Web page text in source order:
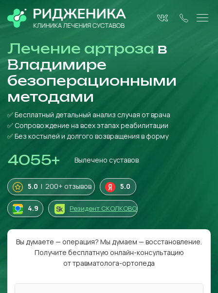
Лечение артроза в
Владимире
безоперационными
методами
✅ Бесплатный детальный анализ случая от врача
✅ Сопровождение на всех этапах реабилитации
✅ Без костылей и долгого возвращения в форму
4055+ Вылечено суставов
5.0 | 200+ отзывов 5.0
4.9 Резидент СКОЛКОВО
Вы думаете — операция? Мы думаем — восстановление.
Получите бесплатную онлайн-консультацию
от травматолога-ортопеда